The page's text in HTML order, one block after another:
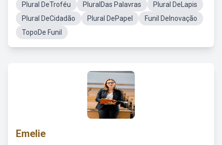
Plural DeTroféu
PluralDas Palavras
Plural DeLapis
Plural DeCidadão
Plural DePapel
Funil DeInovação
TopoDe Funil
Emelie